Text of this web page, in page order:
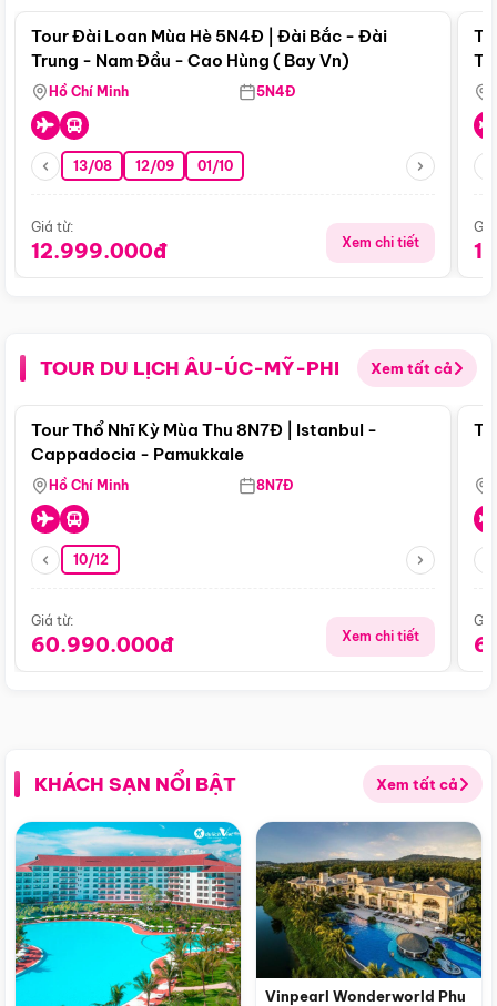
Tour Đài Loan Mùa Hè 5N4Đ | Đài Bắc - Đài
Trung - Nam Đầu - Cao Hùng ( Bay Vn)
Hồ Chí Minh 5N4Đ
13/08 12/09 01/10
Giá từ:
12.999.000đ Xem chi tiết
TOUR DU LỊCH ÂU-ÚC-MỸ-PHI Xem tất cả
Điểm nổi bật
Tour Thổ Nhĩ Kỳ Mùa Thu 8N7Đ | Istanbul -
Cappadocia - Pamukkale
Hồ Chí Minh 8N7Đ
10/12
Giá từ:
60.990.000đ Xem chi tiết
KHÁCH SẠN NỔI BẬT Xem tất cả
Vinpearl Wonderworld Phu